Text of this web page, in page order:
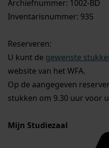
Archiefnummer: 1002-BD
Inventarisnummer: 935
Reserveren:
U kunt de gewenste
website van het WFA.
Op de aangegeven
stukken om 9.30 uur voor
Mijn Studiezaal